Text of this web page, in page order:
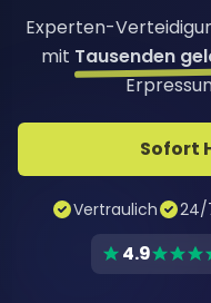
Experten-
mit Tausenden
Sofort
Vertraulich 24/
4.9